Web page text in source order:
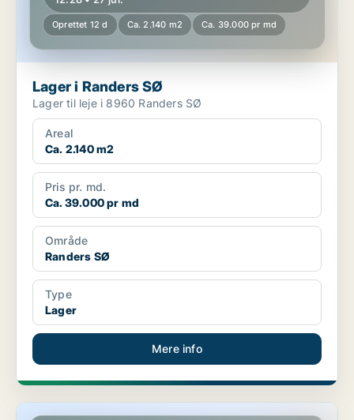
Oprettet 12 d Ca. 2.140 m2 Ca. 39.000 pr md
Lager i Randers SØ
Lager til leje i 8960 Randers SØ
Areal
Ca. 2.140 m2
Pris pr. md.
Ca. 39.000 pr md
Område
Randers SØ
Type
Lager
Mere info
Lager i Randers SØ